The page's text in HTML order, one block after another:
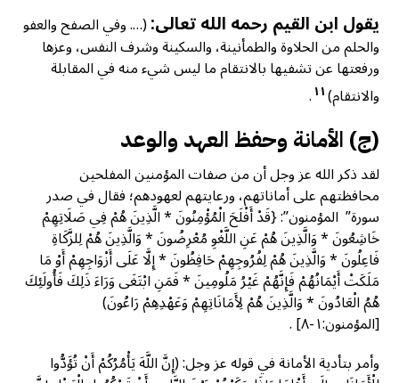
يقول ابن القيم رحمه الله تعالى:(…. وفي الصفح والعفو
والحلم من الحلاوة والطمأنينة، والسكينة وشرف النفس، وعزها
ورفعتها عن تشفيها بالانتقام ما ليس شيء منه في المقابلة
والانتقام)١١.
(ج) الأمانة وحفظ العهد والوعد
لقد ذكر الله عز وجل أن من صفات المؤمنين المفلحين
محافظتهم على أماناتهم، ورعايتهم لعهودهم؛ فقال في صدر
سورة” المؤمنون”: {قَدْ أَفْلَحَ الْمُؤْمِنُونَ * الَّذِينَ هُمْ فِي صَلَاتِهِمْ
خَاشِعُونَ * وَالَّذِينَ هُمْ عَنِ اللَّغْوِ مُعْرِضُونَ * وَالَّذِينَ هُمْ لِلزَّكَاةِ
فَاعِلُونَ * وَالَّذِينَ هُمْ لِفُرُوجِهِمْ حَافِظُونَ * إِلَّا عَلَى أَزْوَاجِهِمْ أَوْ مَا
مَلَكَتْ أَيْمَانُهُمْ فَإِنَّهُمْ غَيْرُ مَلُومِينَ * فَمَنِ ابْتَغَى وَرَاءَ ذَلِكَ فَأُولَئِكَ
هُمُ الْعَادُونَ * وَالَّذِينَ هُمْ لِأَمَانَاتِهِمْ وَعَهْدِهِمْ رَاعُونَ)
[المؤمنون:١-٨] .
وأمر بتأدية الأمانة في قوله عز وجل: (إِنَّ اللَّهَ يَأْمُرُكُمْ أَنْ تُؤَدُّوا